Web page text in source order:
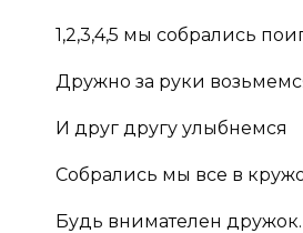
1,2,3,4,5 мы собрались
Дружно за руки
И друг другу улыбнемся
Собрались мы все в
Будь внимателен дружок.